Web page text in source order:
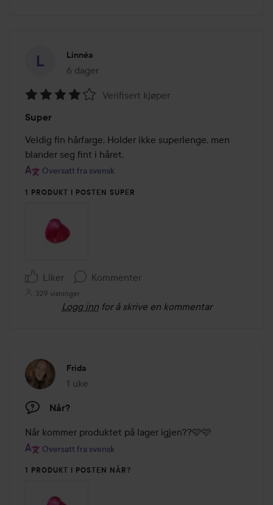
Linnéa
6 dager
Innlegget ble opprettet 6 dager
4
av
5
Verifisert kjøper
Super
Veldig fin hårfarge. Holder ikke superlenge, men
blander seg fint i håret.
Oversatt fra svensk
1 PRODUKT I POSTEN SUPER
Liker Kommenter
329 visninger
Logg inn for å skrive en kommentar
Frida
1 uke
Innlegget ble opprettet 1 uke
Når?
Når kommer produktet på lager igjen??🩷🩷
Oversatt fra svensk
1 PRODUKT I POSTEN NÅR?